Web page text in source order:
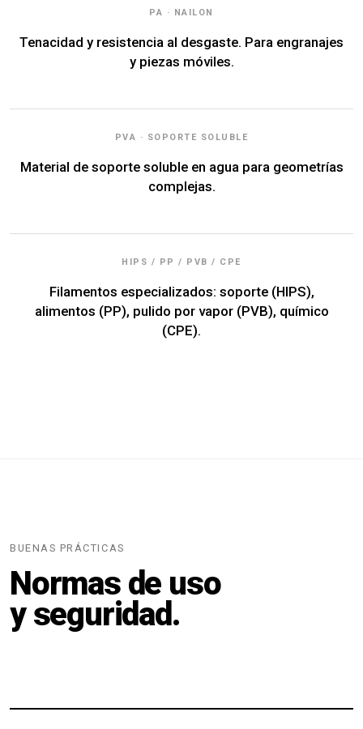
PA · NAILON
Tenacidad y resistencia al desgaste. Para engranajes
y piezas móviles.
PVA · SOPORTE SOLUBLE
Material de soporte soluble en agua para geometrías
complejas.
HIPS / PP / PVB / CPE
Filamentos especializados: soporte (HIPS),
alimentos (PP), pulido por vapor (PVB), químico
(CPE).
BUENAS PRÁCTICAS
Normas de uso
y seguridad.